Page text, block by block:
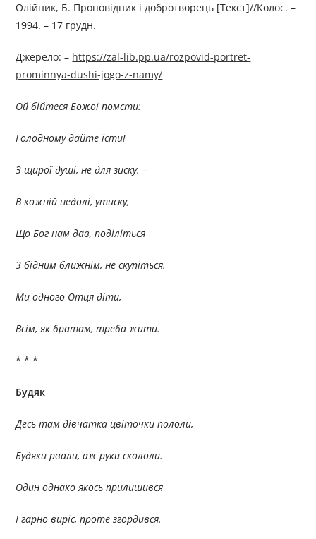
Олійник, Б. Проповідник і добротворець [Текст]//Колос. –
1994. – 17 грудн.
Джерелo: – https://zal-lib.pp.ua/rozpovid-portret-
prominnya-dushi-jogo-z-namy/
Ой бійтеся Божої помсти:
Голодному дайте їсти!
З щирої душі, не для зиску. –
В кожній недолі, утиску,
Що Бог нам дав, поділіться
З бідним ближнім, не скупіться.
Ми одного Отця діти,
Всім, як братам, треба жити.
* * *
Будяк
Десь там дівчатка цвіточки пололи,
Будяки рвали, аж руки скололи.
Один однако якось прилишився
І гарно виріс, проте згордився.